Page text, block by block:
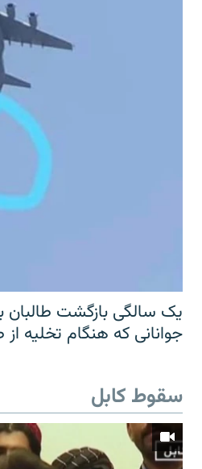
یک سالگی بازگشت طالبان
جوانانی که هنگام تخلیه از
سقوط کابل